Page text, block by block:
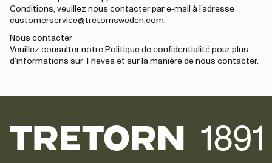
Conditions, veuillez nous contacter par e‑mail à l’adresse
customerservice@tretornsweden.com.
Nous contacter
Veuillez consulter notre Politique de confidentialité pour plus
d’informations sur Thevea et sur la manière de nous contacter.